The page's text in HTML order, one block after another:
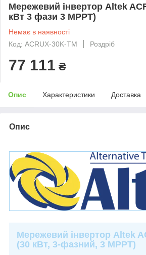
Мережевий інвертор Altek
кВт 3 фази 3 MPPT)
Немає в наявності
Код: ACRUX-30K-TM
Роздріб
77 111 ₴
Опис Характеристики Доставка
Опис
Мережевий інвертор Altek
(30 кВт, 3-фазний, 3 МРРТ)